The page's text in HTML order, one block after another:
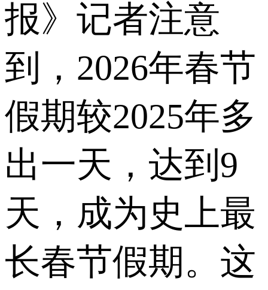
报》记者注意
到，2026年春节
假期较2025年多
出一天，达到9
天，成为史上最
长春节假期。这